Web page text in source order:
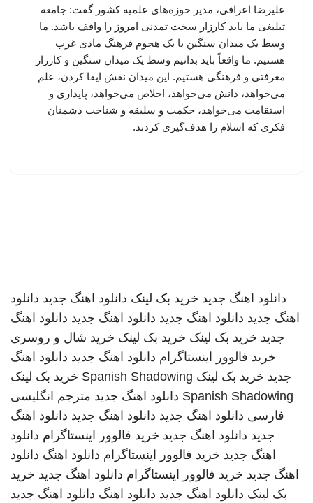
علیرضا اعرافی، مدیر حوزه‌های علمیه کشور گفت: جامعه
تبلیغی ما باید کارزار سخت تمدنی امروز را واقف باشد. ما
وسط یک میدان سنگین با یک هجوم فرهنگ مادی غرب
هستیم. ما واقعاً باید بدانیم وسط یک میدان سنگین و کارزار
معرفتی و فرهنگی هستیم. این میدان نقش ایفا کردن، علم
می‌خواهد، دانش می‌خواهد، اخلاص می‌خواهد، پایداری و
استقامت می‌خواهد، حکمت و سلیقه و شناخت دشمنان
فکری که اسلام را هدف‌گیری کردند.
دانلود اهنگ جدید خرید بک لینک دانلود اهنگ جدید دانلود
اهنگ جدید دانلود اهنگ جدید دانلود اهنگ جدید دانلود اهنگ
جدید خرید بک لینک خرید بک لینک خرید شال و روسری
خرید فالوور اینستاگرام دانلود اهنگ جدید دانلود اهنگ
جدید خرید بک لینک Spanish Shadowing خرید بک لینک
Spanish Shadowing دانلود اهنگ جدید مترجم انگلیسی
فارسی دانلود اهنگ جدید دانلود اهنگ جدید دانلود اهنگ
جدید دانلود اهنگ جدید خرید فالوور اینستاگرام دانلود
اهنگ جدید خرید فالوور اینستاگرام دانلود اهنگ دانلود
اهنگ جدید خرید فالوور اینستاگرام دانلود اهنگ جدید خرید
بک لینک دانلود اهنگ جدید دانلود اهنگ دانلود اهنگ جدید